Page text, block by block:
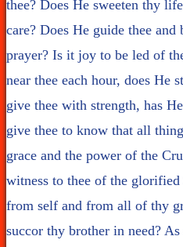
thee? Does He sweeten thy
care? Does He guide thee and
prayer? Is it joy to be led of
near thee each hour, does He
give thee with strength, has
give thee to know that all
grace and the power of the
witness to thee of the
from self and from all of thy
succor thy brother in need?